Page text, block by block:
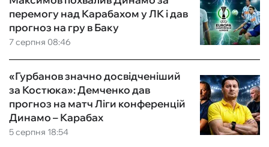
7 серпня 08:46
перемогу над Карабахом у ЛК і дав
прогноз на гру в Баку
5 серпня 18:54
«Гурбанов значно досвідченіший
за Костюка»: Демченко дав
прогноз на матч Ліги конференцій
Динамо – Карабах